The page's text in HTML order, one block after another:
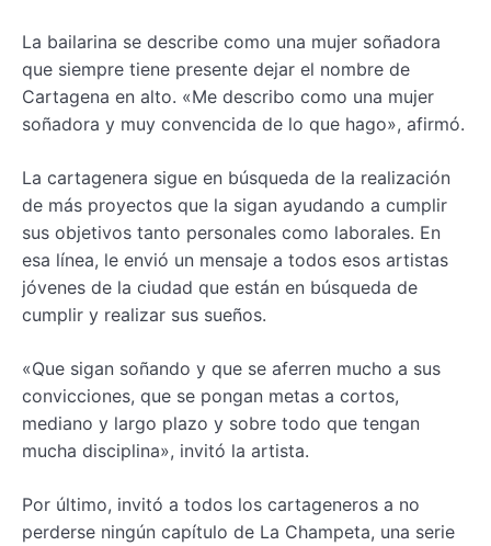
La bailarina se describe como una mujer soñadora
que siempre tiene presente dejar el nombre de
Cartagena en alto. «Me describo como una mujer
soñadora y muy convencida de lo que hago», afirmó.
La cartagenera sigue en búsqueda de la realización
de más proyectos que la sigan ayudando a cumplir
sus objetivos tanto personales como laborales. En
esa línea, le envió un mensaje a todos esos artistas
jóvenes de la ciudad que están en búsqueda de
cumplir y realizar sus sueños.
«Que sigan soñando y que se aferren mucho a sus
convicciones, que se pongan metas a cortos,
mediano y largo plazo y sobre todo que tengan
mucha disciplina», invitó la artista.
Por último, invitó a todos los cartageneros a no
perderse ningún capítulo de La Champeta, una serie